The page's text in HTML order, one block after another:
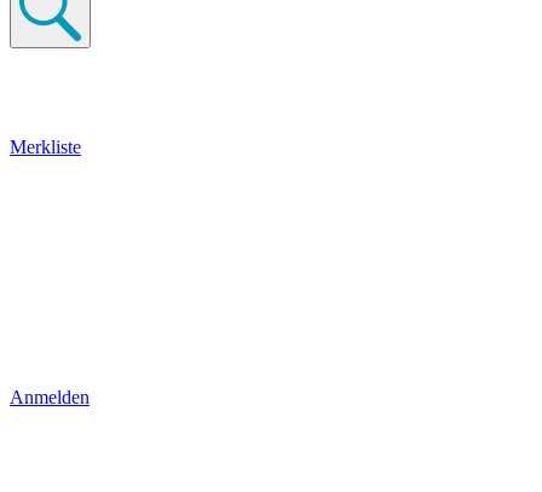
Merkliste
Anmelden